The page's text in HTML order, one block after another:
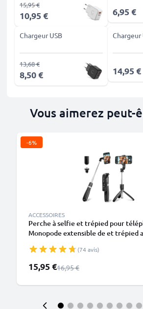
10,95 €
15,95 €
6,95 €
Chargeur USB
8,50 €
13,68 €
Chargeur
14,95 €
Vous aimerez peut-
-6%
ACCESSOIRES
Perche à selfie et trépied pour
Monopode extensible de et trépied
appareil photo, iPhone, GoPro,
Noir
(74 avis)
Prix spécial
15,95 €Prix normal
16,95 €